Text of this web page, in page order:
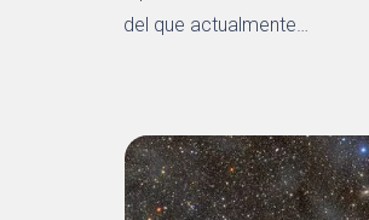
del que actualmente…